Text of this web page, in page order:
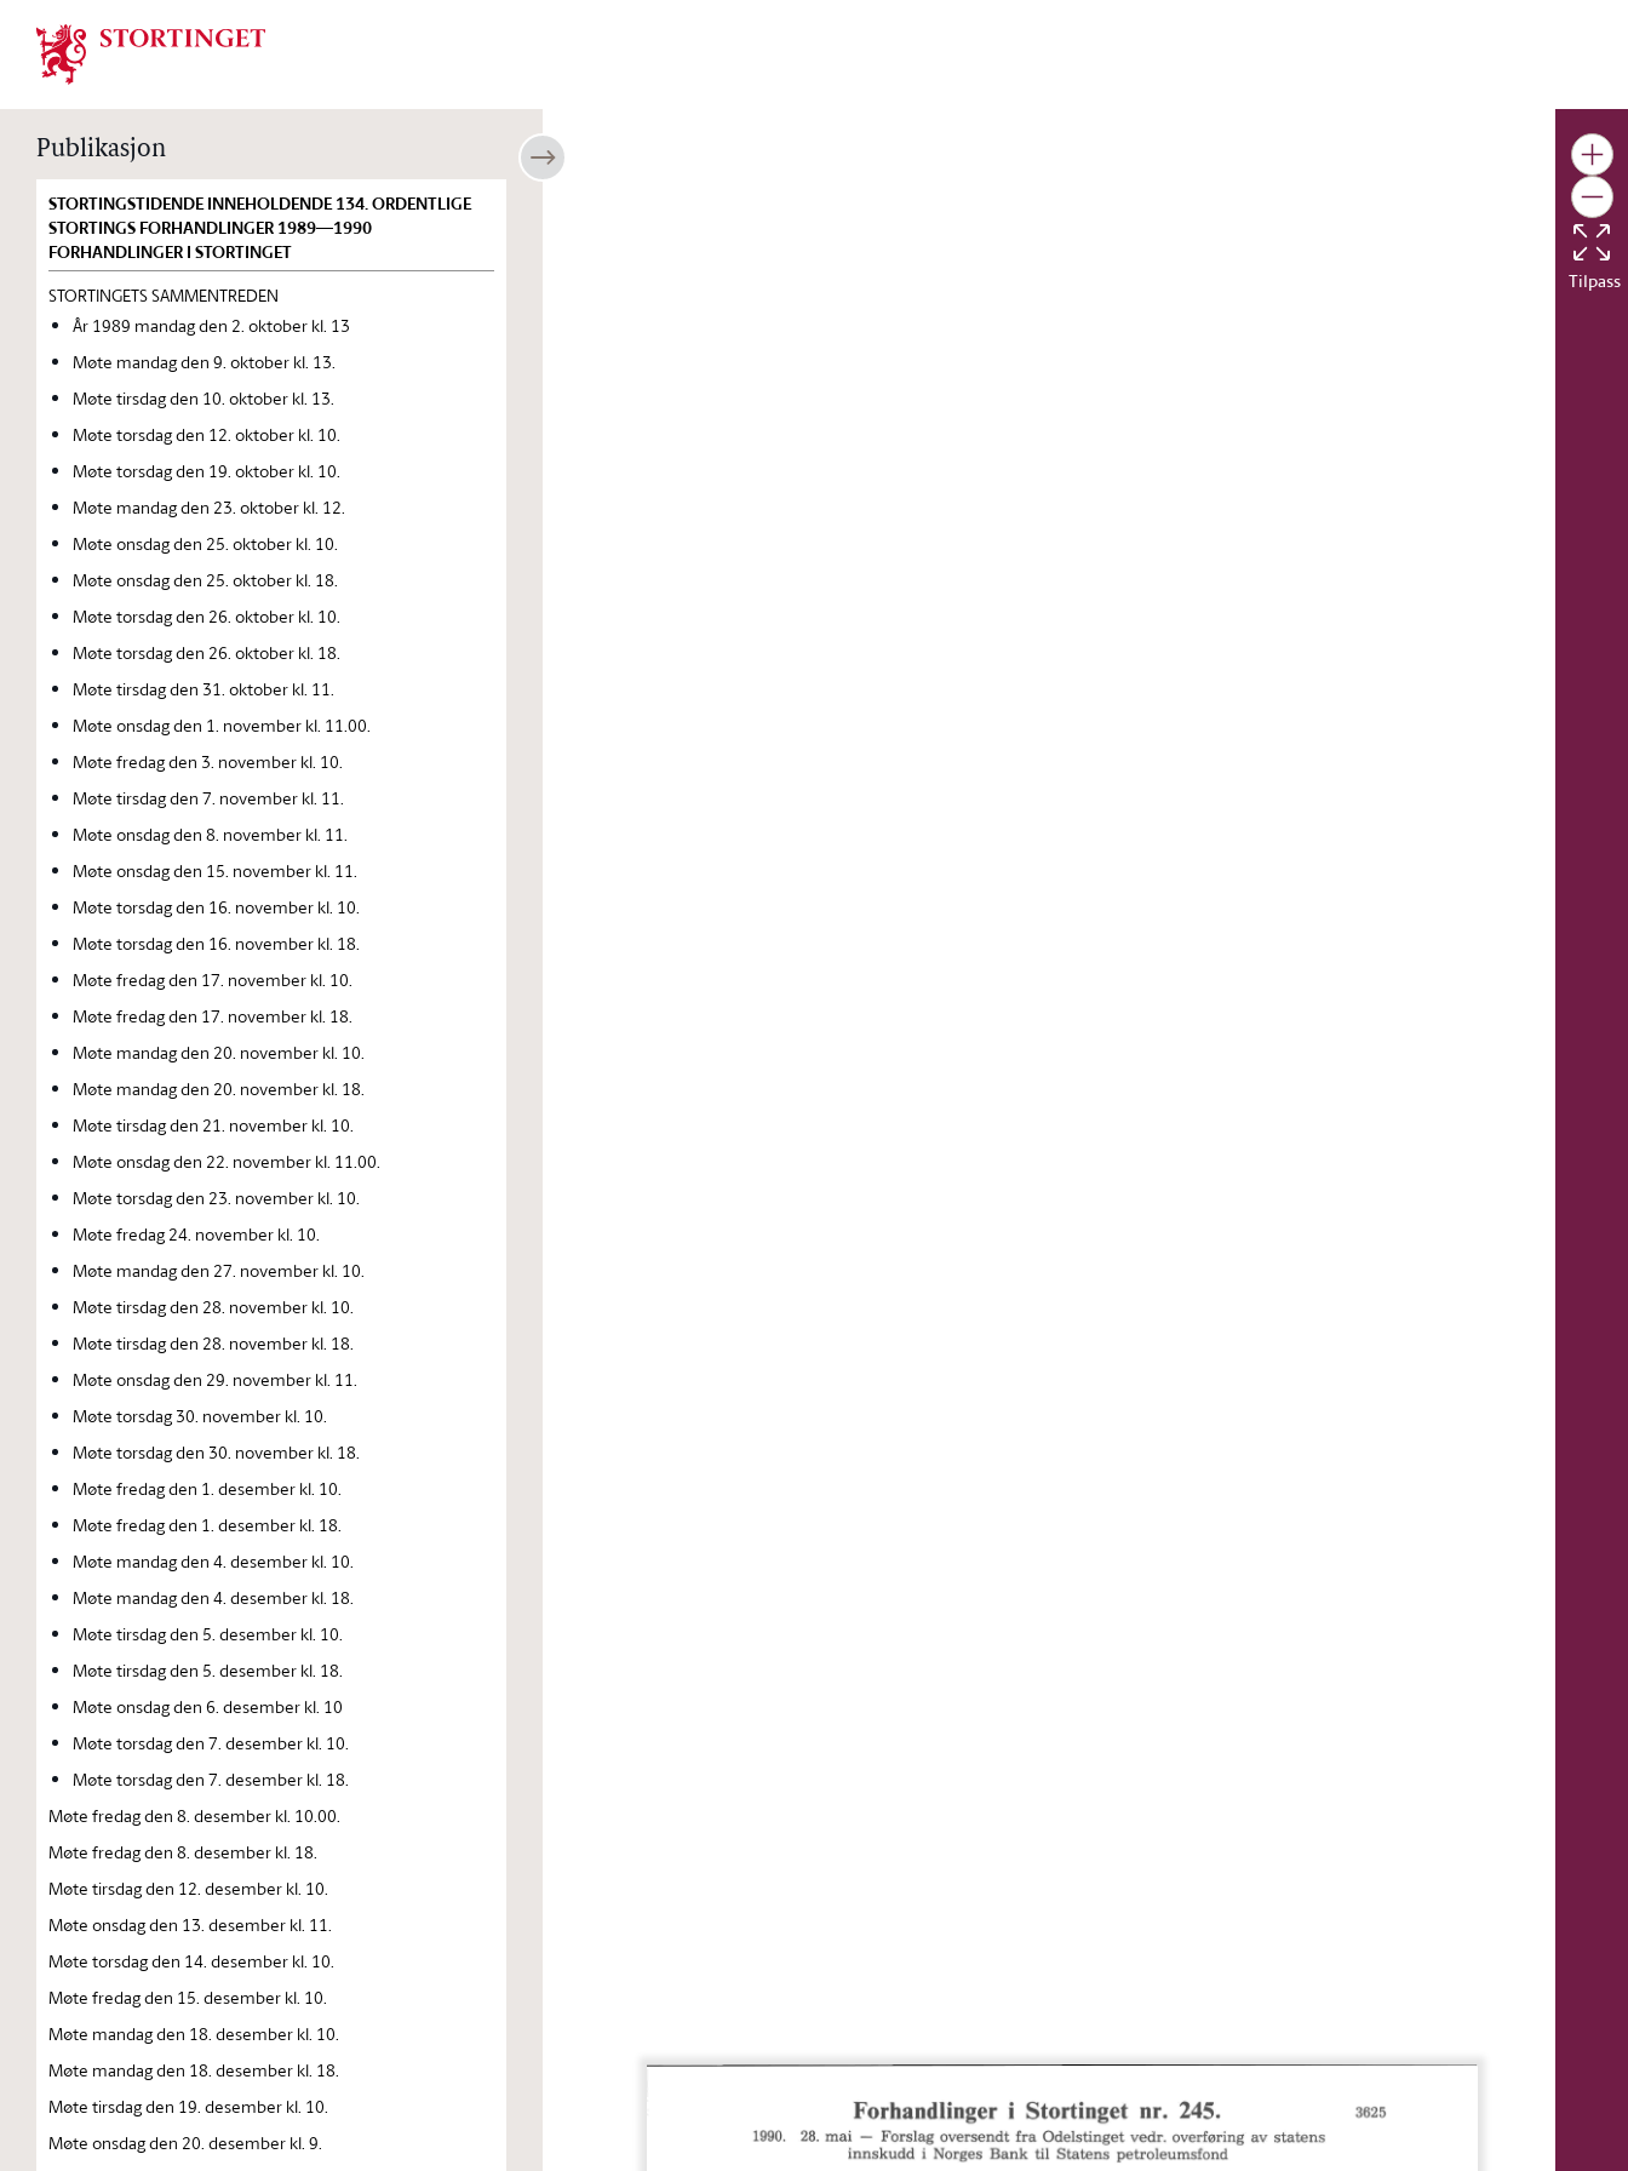
Stortinget.no
Publikasjon
STORTINGSTIDENDE INNEHOLDENDE 134. ORDENTLIGE
STORTINGS FORHANDLINGER 1989—1990
FORHANDLINGER I STORTINGET
STORTINGETS SAMMENTREDEN
År 1989 mandag den 2. oktober kl. 13
Møte mandag den 9. oktober kl. 13.
Møte tirsdag den 10. oktober kl. 13.
Møte torsdag den 12. oktober kl. 10.
Møte torsdag den 19. oktober kl. 10.
Møte mandag den 23. oktober kl. 12.
Møte onsdag den 25. oktober kl. 10.
Møte onsdag den 25. oktober kl. 18.
Møte torsdag den 26. oktober kl. 10.
Møte torsdag den 26. oktober kl. 18.
Møte tirsdag den 31. oktober kl. 11.
Møte onsdag den 1. november kl. 11.00.
Møte fredag den 3. november kl. 10.
Møte tirsdag den 7. november kl. 11.
Møte onsdag den 8. november kl. 11.
Møte onsdag den 15. november kl. 11.
Møte torsdag den 16. november kl. 10.
Møte torsdag den 16. november kl. 18.
Møte fredag den 17. november kl. 10.
Møte fredag den 17. november kl. 18.
Møte mandag den 20. november kl. 10.
Møte mandag den 20. november kl. 18.
Møte tirsdag den 21. november kl. 10.
Møte onsdag den 22. november kl. 11.00.
Møte torsdag den 23. november kl. 10.
Møte fredag 24. november kl. 10.
Møte mandag den 27. november kl. 10.
Møte tirsdag den 28. november kl. 10.
Møte tirsdag den 28. november kl. 18.
Møte onsdag den 29. november kl. 11.
Møte torsdag 30. november kl. 10.
Møte torsdag den 30. november kl. 18.
Møte fredag den 1. desember kl. 10.
Møte fredag den 1. desember kl. 18.
Møte mandag den 4. desember kl. 10.
Møte mandag den 4. desember kl. 18.
Møte tirsdag den 5. desember kl. 10.
Møte tirsdag den 5. desember kl. 18.
Møte onsdag den 6. desember kl. 10
Møte torsdag den 7. desember kl. 10.
Møte torsdag den 7. desember kl. 18.
Møte fredag den 8. desember kl. 10.00.
Møte fredag den 8. desember kl. 18.
Møte tirsdag den 12. desember kl. 10.
Møte onsdag den 13. desember kl. 11.
Møte torsdag den 14. desember kl. 10.
Møte fredag den 15. desember kl. 10.
Møte mandag den 18. desember kl. 10.
Møte mandag den 18. desember kl. 18.
Møte tirsdag den 19. desember kl. 10.
Møte onsdag den 20. desember kl. 9.